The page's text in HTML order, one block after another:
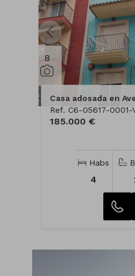
8
Casa adosada en
Ref. C6-05617-0001-
185.000 €
Habs
4